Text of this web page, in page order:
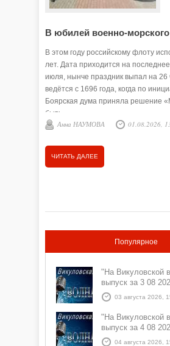
В юбилей военно-
В этом году российскому флоту
лет. Дата приходится на
июля, нынче праздник выпал на 26
ведётся с 1696 года, когда по
Боярская дума приняла решение
быть».
Анна НАУМОВА 01.08.2026,
ЧИТАТЬ ДАЛЕЕ
Популярное
"На Викуловской
выпуск за 3 08
03 августа 2026,
"На Викуловской
выпуск за 4 08
04 августа 2026,